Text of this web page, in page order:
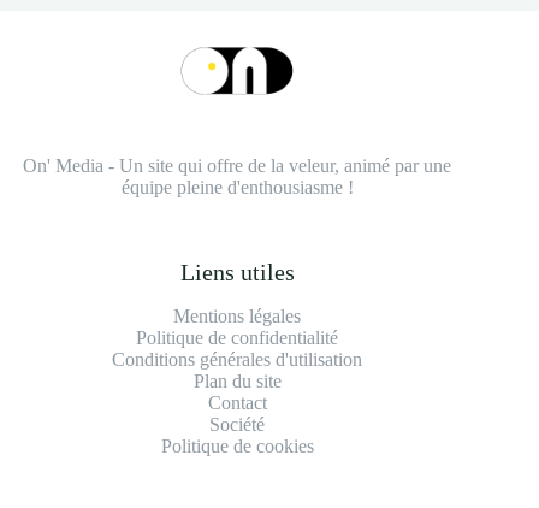
On' Media - Un site qui offre de la veleur, animé par une
équipe pleine d'enthousiasme !
Liens utiles
Mentions légales
Politique de confidentialité
Conditions générales d'utilisation
Plan du site
Contact
Société
Politique de cookies